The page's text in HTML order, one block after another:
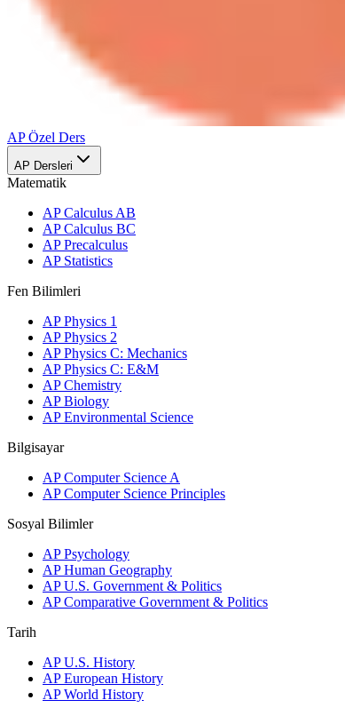
AP Özel Ders
AP Dersleri
Matematik
AP Calculus AB
AP Calculus BC
AP Precalculus
AP Statistics
Fen Bilimleri
AP Physics 1
AP Physics 2
AP Physics C: Mechanics
AP Physics C: E&M
AP Chemistry
AP Biology
AP Environmental Science
Bilgisayar
AP Computer Science A
AP Computer Science Principles
Sosyal Bilimler
AP Psychology
AP Human Geography
AP U.S. Government & Politics
AP Comparative Government & Politics
Tarih
AP U.S. History
AP European History
AP World History